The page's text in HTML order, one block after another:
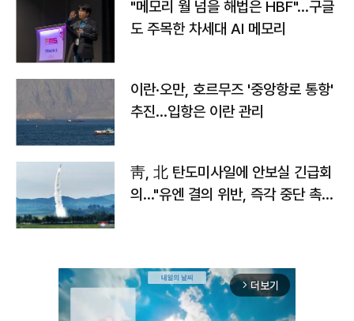
"메모리 월 넘을 해법은 HBF"…구글
도 주목한 차세대 AI 메모리
이란·오만, 호르무즈 '중앙항로 통항'
추진…입항은 이란 관리
靑, 北 탄도미사일에 안보실 긴급회
의…"유엔 결의 위반, 즉각 중단 촉
arrow_forward_ios 더보기